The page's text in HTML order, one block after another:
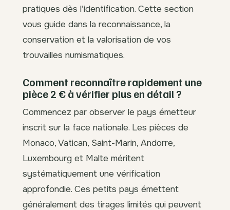
pratiques dès l’identification. Cette section
vous guide dans la reconnaissance, la
conservation et la valorisation de vos
trouvailles numismatiques.
Comment reconnaître rapidement une
pièce 2 € à vérifier plus en détail ?
Commencez par observer le pays émetteur
inscrit sur la face nationale. Les pièces de
Monaco, Vatican, Saint-Marin, Andorre,
Luxembourg et Malte méritent
systématiquement une vérification
approfondie. Ces petits pays émettent
généralement des tirages limités qui peuvent